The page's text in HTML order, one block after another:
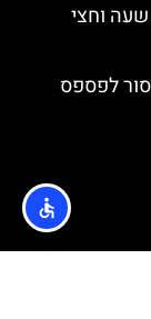
שעה וחצי
לפספס